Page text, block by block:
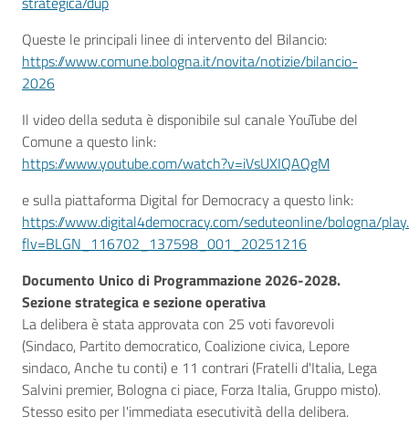
Queste le principali linee di intervento del Bilancio:
https://www.comune.bologna.it/novita/notizie/bilancio-
2026
Il video della seduta è disponibile sul canale YouTube del
Comune a questo link:
https://www.youtube.com/watch?v=iVsUXIQAQgM
e sulla piattaforma Digital for Democracy a questo link:
https://www.digital4democracy.com/seduteonline/bologna/
flv=BLGN_116702_137598_001_20251216
Documento Unico di Programmazione 2026-2028.
Sezione strategica e sezione operativa
La delibera è stata approvata con 25 voti favorevoli
(Sindaco, Partito democratico, Coalizione civica, Lepore
sindaco, Anche tu conti) e 11 contrari (Fratelli d'Italia, Lega
Salvini premier, Bologna ci piace, Forza Italia, Gruppo misto).
Stesso esito per l'immediata esecutività della delibera.